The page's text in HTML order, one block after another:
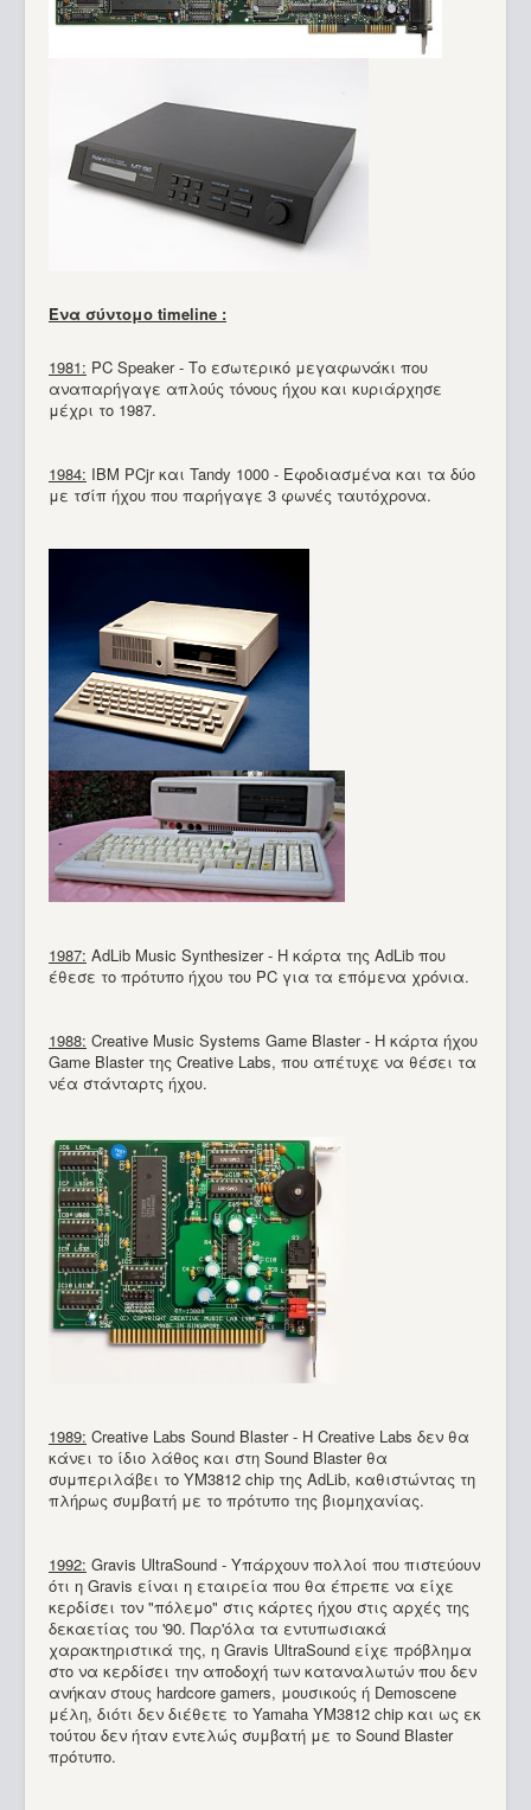
Ένα σύντομο timeline :
1981: PC Speaker - Tο εσωτερικό μεγαφωνάκι που
αναπαρήγαγε απλούς τόνους ήχου και κυριάρχησε
μέχρι το 1987.
1984: IBM PCjr και Tandy 1000 - Εφοδιασμένα και τα δύο
με τσίπ ήχου που παρήγαγε 3 φωνές ταυτόχρονα.
1987: AdLib Music Synthesizer - Η κάρτα της AdLib που
έθεσε το πρότυπο ήχου του PC για τα επόμενα χρόνια.
1988: Creative Music Systems Game Blaster - Η κάρτα ήχου
Game Blaster της Creative Labs, που απέτυχε να θέσει τα
νέα στάνταρτς ήχου.
1989: Creative Labs Sound Blaster - H Creative Labs δεν θα
κάνει το ίδιο λάθος και στη Sound Blaster θα
συμπεριλάβει το YM3812 chip της AdLib, καθιστώντας τη
πλήρως συμβατή με το πρότυπο της βιομηχανίας.
1992: Gravis UltraSound - Υπάρχουν πολλοί που πιστεύουν
ότι η Gravis είναι η εταιρεία που θα έπρεπε να είχε
κερδίσει τον "πόλεμο" στις κάρτες ήχου στις αρχές της
δεκαετίας του '90. Παρ'όλα τα εντυπωσιακά
χαρακτηριστικά της, η Gravis UltraSound είχε πρόβλημα
στο να κερδίσει την αποδοχή των καταναλωτών που δεν
ανήκαν στους hardcore gamers, μουσικούς ή Demoscene
μέλη, διότι δεν διέθετε το Yamaha YM3812 chip και ως εκ
τούτου δεν ήταν εντελώς συμβατή με το Sound Blaster
πρότυπο.